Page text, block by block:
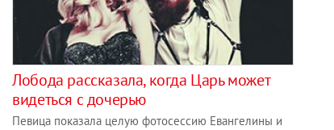
Лобода рассказала, когда Царь может
видеться с дочерью
Певица показала целую фотосессию Евангелины и